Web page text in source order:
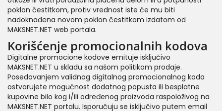
poklon čestitkom, protiv vrednost iste će mu biti
nadoknađena novom poklon čestitkom izdatom od
MAKSNET.NET web portala.
Korišćenje promocionalnih kodova
Digitalne promocione kodove emituje isključivo
MAKSNET.NET u skladu sa našom politikom prodaje.
Posedovanjem validnog digitalnog promocionalnog koda
ostvarujete mogućnost dodatnog popusta ili besplatne
kupovine bilo kog i/ili određenog proizvoda raspoloživog na
MAKSNET.NET portalu. Isporučuju se isključivo putem email